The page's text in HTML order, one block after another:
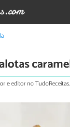
e editor no TudoReceitas.